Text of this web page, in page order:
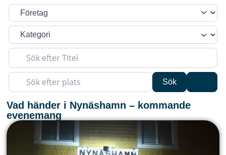
Välj söktyp
Kategori
Sök efter Titel
Sök efter plats
SökSök
Vad händer i Nynäshamn – kommande
evenemang